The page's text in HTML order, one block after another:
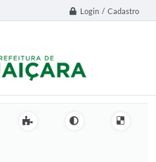
Login / Cadastro